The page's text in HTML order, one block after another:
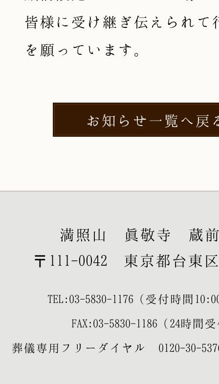
皆様に受け継ぎ伝えられて
を願っています。
お知らせ一覧へ戻
満照山 眞敬寺 蔵
〒111-0042 東京都台東
TEL: 03-5830-1176 （受付時間
FAX:03-5830-1186（24時間
葬儀専用フリーダイヤル 0120-30-